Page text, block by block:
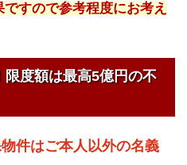
すので参考程度にお考え
度額は最高5億円の不
件はご本人以外の名義